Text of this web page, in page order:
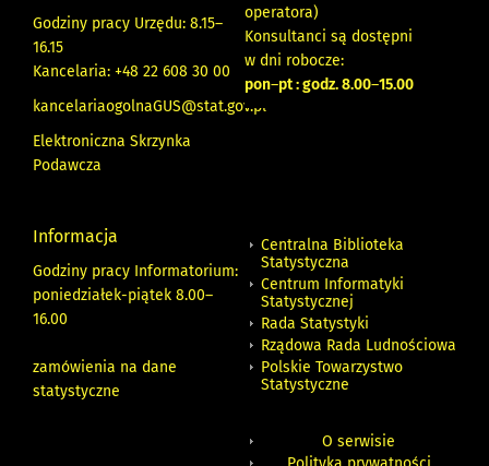
Godziny pracy Urzędu: 8.15–
16.15
Kancelaria: +48 22 608 30 00
kancelariaogolnaGUS@stat.gov.pl
Elektroniczna Skrzynka
Podawcza
operatora)
Konsultanci są dostępni
w dni robocze:
pon–pt : godz. 8.00–15.00
Informacja
Godziny pracy Informatorium:
poniedziałek-piątek 8.00–
16.00
zamówienia na dane
statystyczne
Centralna Biblioteka
Statystyczna
Centrum Informatyki
Statystycznej
Rada Statystyki
Rządowa Rada Ludnościowa
Polskie Towarzystwo
Statystyczne
O serwisie